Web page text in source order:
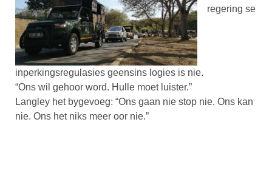
regering se
inperkingsregulasies geensins logies is nie.
“Ons wil gehoor word. Hulle moet luister.”
Langley het bygevoeg: “Ons gaan nie stop nie. Ons kan
nie. Ons het niks meer oor nie.”